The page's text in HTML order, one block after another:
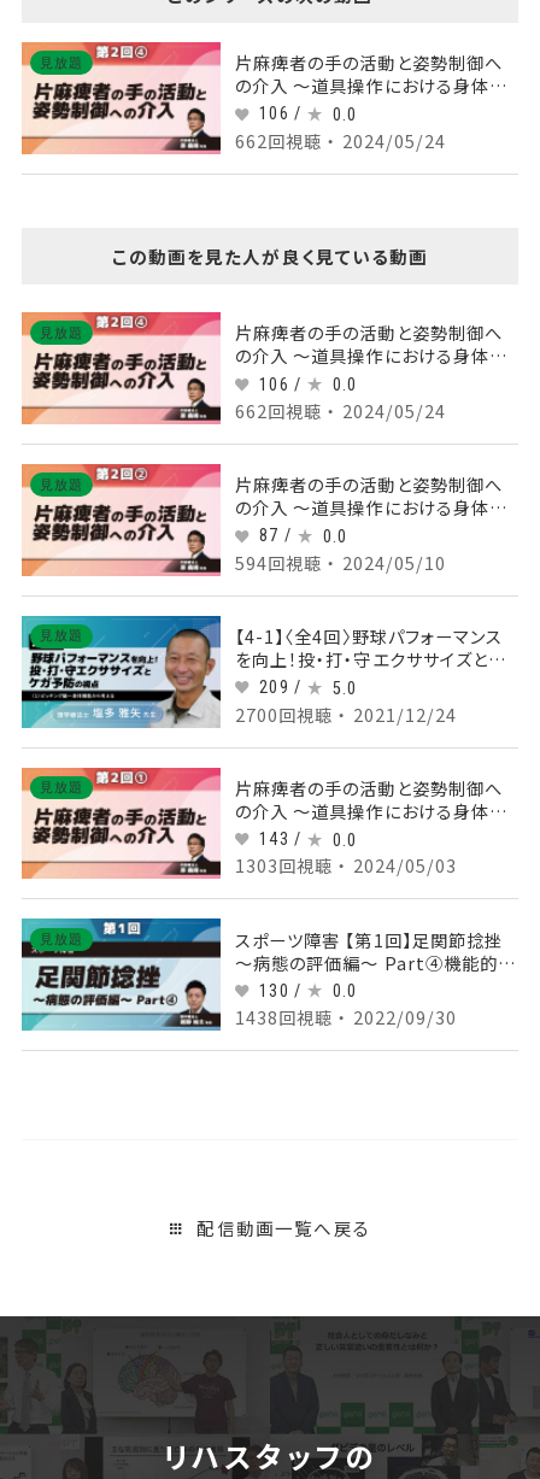
見放題
片麻痺者の手の活動と姿勢制御へ
の介入 ～道具操作における身体両
側統合の促通～ 【第2回】 Part④課
題と姿勢オリエンテーションの関係
106 / 0.0
662回視聴 ・ 2024/05/24
この動画を見た人が良く見ている動画
見放題
片麻痺者の手の活動と姿勢制御へ
の介入 ～道具操作における身体両
側統合の促通～ 【第2回】 Part④課
題と姿勢オリエンテーションの関係
106 / 0.0
662回視聴 ・ 2024/05/24
見放題
片麻痺者の手の活動と姿勢制御へ
の介入 ～道具操作における身体両
側統合の促通～ 【第2回】 Part②片
麻痺者の調理活動と姿勢制御
87 / 0.0
594回視聴 ・ 2024/05/10
見放題
【4-1】〈全4回〉野球パフォーマンス
を向上！投・打・守エクササイズとケ
ガ予防の視点(1)ピッチング編～身
体機能から考える
209 / 5.0
2700回視聴 ・ 2021/12/24
見放題
片麻痺者の手の活動と姿勢制御へ
の介入 ～道具操作における身体両
側統合の促通～ 【第2回】 Part①片
麻痺者のHandwritingへの介入
143 / 0.0
1303回視聴 ・ 2024/05/03
見放題
スポーツ障害 【第1回】足関節捻挫
～病態の評価編～ Part④機能的障
害の評価
130 / 0.0
1438回視聴 ・ 2022/09/30
配信動画一覧へ戻る
リハスタッフの